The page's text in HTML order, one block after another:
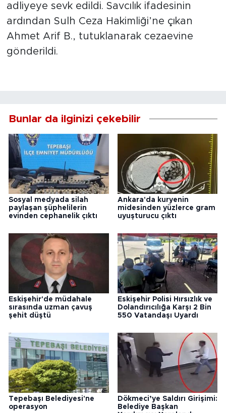
adliyeye sevk edildi. Savcılık ifadesinin
ardından Sulh Ceza Hakimliği’ne çıkan
Ahmet Arif B., tutuklanarak cezaevine
gönderildi.
Bunlar da ilginizi çekebilir
Sosyal medyada silah
paylaşan şüphelilerin
evinden cephanelik çıktı
Ankara'da kuryenin
midesinden yüzlerce gram
uyuşturucu çıktı
Eskişehir'de müdahale
sırasında uzman çavuş
şehit düştü
Eskişehir Polisi Hırsızlık ve
Dolandırıcılığa Karşı 2 Bin
550 Vatandaşı Uyardı
Tepebaşı Belediyesi'ne
operasyon
Dökmeci’ye Saldırı Girişimi:
Belediye Başkan